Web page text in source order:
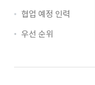
협업 예정 인력
우선 순위